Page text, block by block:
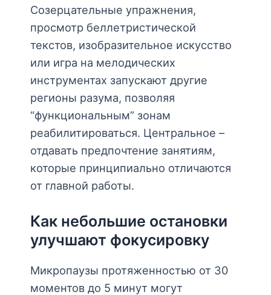
Созерцательные упражнения,
просмотр беллетристической
текстов, изобразительное искусство
или игра на мелодических
инструментах запускают другие
регионы разума, позволяя
“функциональным” зонам
реабилитироваться. Центральное –
отдавать предпочтение занятиям,
которые принципиально отличаются
от главной работы.
Как небольшие остановки
улучшают фокусировку
Микропаузы протяженностью от 30
моментов до 5 минут могут